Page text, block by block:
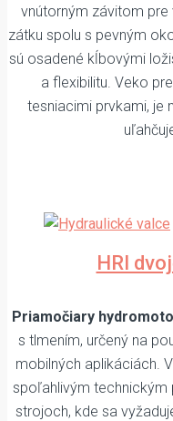
vnútorným závitom
zátku spolu s pevným
sú osadené kĺbovými
a flexibilitu. Veko
tesniacimi prvkami, je
HRI
Priamočiary
s tlmením, určený na
mobilných aplikáciách.
spoľahlivým technickým
strojoch, kde sa